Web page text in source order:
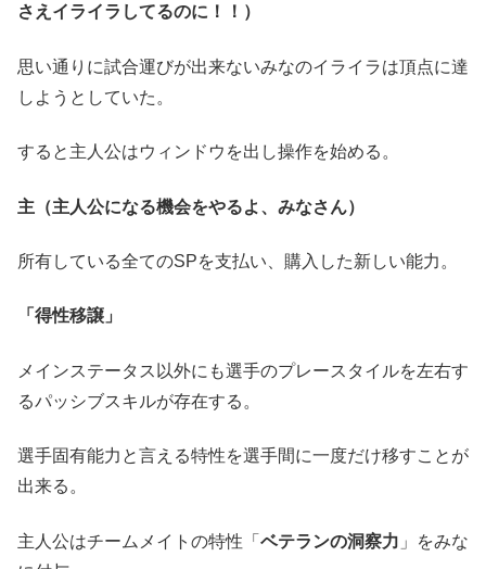
さえイライラしてるのに！！）
思い通りに試合運びが出来ないみなのイライラは頂点に達
しようとしていた。
すると主人公はウィンドウを出し操作を始める。
主（主人公になる機会をやるよ、みなさん）
所有している全てのSPを支払い、購入した新しい能力。
「得性移譲」
メインステータス以外にも選手のプレースタイルを左右す
るパッシブスキルが存在する。
選手固有能力と言える特性を選手間に一度だけ移すことが
出来る。
主人公はチームメイトの特性「 ベテランの洞察力 」をみな